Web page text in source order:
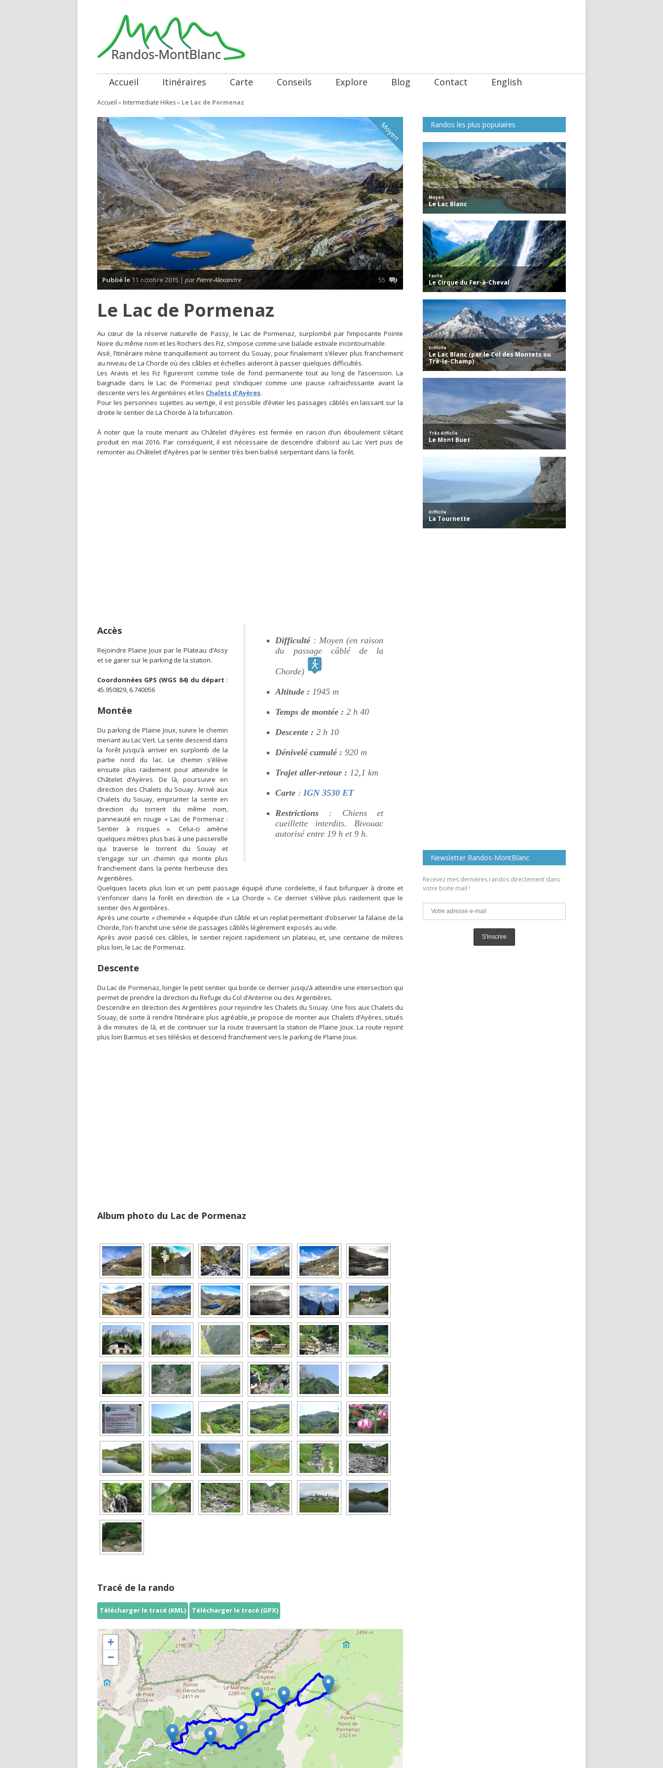
Accueil Itinéraires Carte Conseils Explore Blog Contact English
Accueil » Intermediate Hikes» Le Lac de Pormenaz
Moyen
Publié le11 octobre 2015 | parPierre-Alexandre 55
Le Lac de Pormenaz
Au cœur de la réserve naturelle de Passy, le Lac de Pormenaz, surplombé par l’imposante Pointe
Noire du même nom et les Rochers des Fiz, s’impose comme une balade estivale incontournable.
Aisé, l’itinéraire mène tranquillement au torrent du Souay, pour finalement s’élever plus franchement
au niveau de La Chorde où des câbles et échelles aideront à passer quelques difficultés.
Les Aravis et les Fiz figureront comme toile de fond permanente tout au long de l’ascension. La
baignade dans le Lac de Pormenaz peut s’indiquer comme une pause rafraichissante avant la
descente vers les Argentières et les Chalets d’Ayères.
Pour les personnes sujettes au vertige, il est possible d’éviter les passages câblés en laissant sur la
droite le sentier de La Chorde à la bifurcation.
À noter que la route menant au Châtelet d’Ayères est fermée en raison d’un éboulement s’étant
produit en mai 2016. Par conséquent, il est nécessaire de descendre d’abord au Lac Vert puis de
remonter au Châtelet d’Ayères par le sentier très bien balisé serpentant dans la forêt.
Difficulté : Moyen (en raison
du passage câblé de la
Chorde)
Altitude : 1945 m
Temps de montée :2 h 40
Descente :2 h 10
Dénivelé cumulé :920 m
Trajet aller-retour : 12,1 km
Carte :IGN 3530 ET
Restrictions : Chiens et
cueillette interdits. Bivouac
autorisé entre 19 h et 9 h.
Accès
Rejoindre Plaine Joux par le Plateau d’Assy
et se garer sur le parking de la station.
Coordonnées GPS (WGS 84) du départ :
45.950829, 6.740056
Montée
Du parking de Plaine Joux, suivre le chemin
menant au Lac Vert. La sente descend dans
la forêt jusqu’à arriver en surplomb de la
partie nord du lac. Le chemin s’élève
ensuite plus raidement pour atteindre le
Châtelet d’Ayères. De là, poursuivre en
direction des Chalets du Souay. Arrivé aux
Chalets du Souay, emprunter la sente en
direction du torrent du même nom,
panneauté en rouge « Lac de Pormenaz :
Sentier à risques ». Celui-ci amène
quelques mètres plus bas à une passerelle
qui traverse le torrent du Souay et
s’engage sur un chemin qui monte plus
franchement dans la pente herbeuse des
Argentières.
Quelques lacets plus loin et un petit passage équipé d’une cordelette, il faut bifurquer à droite et
s’enfoncer dans la forêt en direction de « La Chorde ». Ce dernier s’élève plus raidement que le
sentier des Argentières.
Après une courte « cheminée » équipée d’un câble et un replat permettant d’observer la falaise de la
Chorde, l’on franchit une série de passages câblés légèrement exposés au vide.
Après avoir passé ces câbles, le sentier rejoint rapidement un plateau, et, une centaine de mètres
plus loin, le Lac de Pormenaz.
Descente
Du Lac de Pormenaz, longer le petit sentier qui borde ce dernier jusqu’à atteindre une intersection qui
permet de prendre la direction du Refuge du Col d’Anterne ou des Argentières.
Descendre en direction des Argentières pour rejoindre les Chalets du Souay. Une fois aux Chalets du
Souay, de sorte à rendre l’itinéraire plus agréable, je propose de monter aux Chalets d’Ayères, situés
à dix minutes de là, et de continuer sur la route traversant la station de Plaine Joux. La route rejoint
plus loin Barmus et ses téléskis et descend franchement vers le parking de Plaine Joux.
Album photo du Lac de Pormenaz
Tracé de la rando
Télécharger le tracé (KML) Télécharger le tracé (GPX)
+
−
Randos les plus populaires
Newsletter Randos-MontBlanc
Recevez mes dernières randos directement dans
votre boite mail !